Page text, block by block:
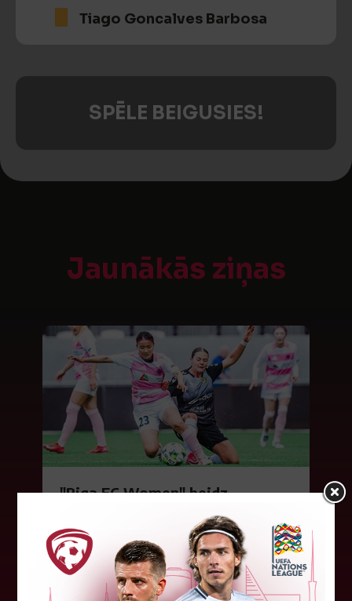
Tiago Goncalves Barbosa
SPĒLE BEIGUSIES!
Jaunākās ziņas
"Riga FC Women" beidz
Latvijas klubs "Riga FC Women" sestdien UEFA
Čempionu līgas kvalifikācijas otrajā kārtā ar 1:4
piekāpās Lietuvas "Gintra". Ar šo spēli Latvijas
klubam beidzās eirokausu...